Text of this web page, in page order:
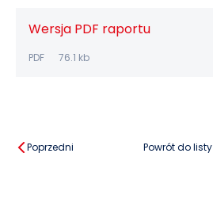
Wersja PDF raportu
PDF 76.1 kb
Poprzedni Powrót do listy